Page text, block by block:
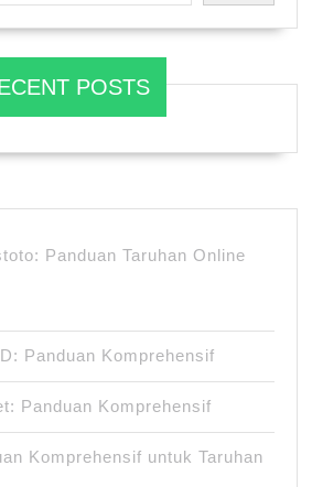
POSTS
Panduan Taruhan Online
Panduan Komprehensif
Panduan Komprehensif
Komprehensif untuk Taruhan